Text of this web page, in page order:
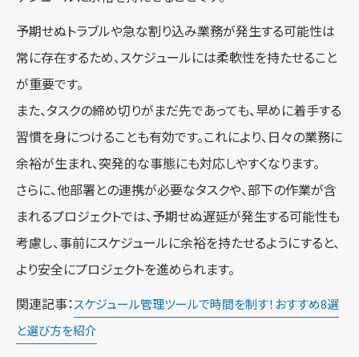
予期せぬトラブルや急な割り込み業務が発生する可能性は
常に存在するため、スケジュールには柔軟性を持たせること
が重要です。
また、タスクの締め切りがまだ先であっても、早めに着手する
習慣を身につけることも有効です。これにより、日々の業務に
余裕が生まれ、突発的な事態にも対応しやすくなります。
さらに、他部署との連携が必要なタスクや、部下の作業が含
まれるプロジェクトでは、予期せぬ遅延が発生する可能性も
考慮し、事前にスケジュールに余裕を持たせるようにすると、
より安全にプロジェクトを進められます。
関連記事：スケジュール管理ツールで時間を制す！おすすめ8選
と選び方を紹介